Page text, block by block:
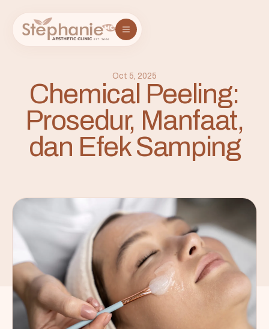
Oct 5, 2025
Chemical Peeling:
Prosedur, Manfaat,
dan Efek Samping